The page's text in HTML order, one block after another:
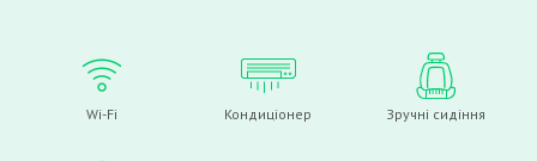
Wi-Fi Кондиціонер Зручні сидіння